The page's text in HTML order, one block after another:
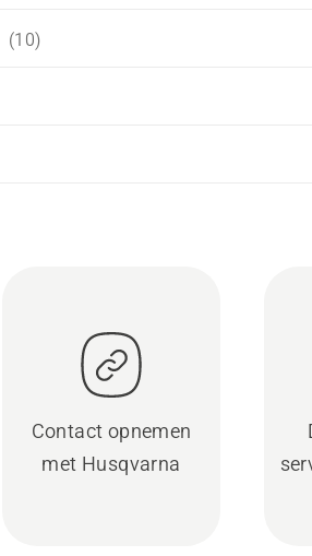
(10)
Contact opnemen
met Husqvarna